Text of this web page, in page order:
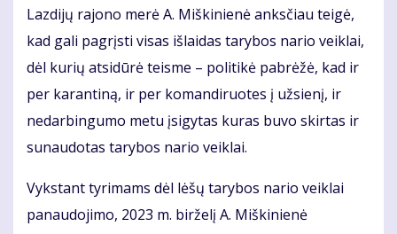
Lazdijų rajono merė A. Miškinienė anksčiau teigė,
kad gali pagrįsti visas išlaidas tarybos nario veiklai,
dėl kurių atsidūrė teisme – politikė pabrėžė, kad ir
per karantiną, ir per komandiruotes į užsienį, ir
nedarbingumo metu įsigytas kuras buvo skirtas ir
sunaudotas tarybos nario veiklai.
Vykstant tyrimams dėl lėšų tarybos nario veiklai
panaudojimo, 2023 m. birželį A. Miškinienė